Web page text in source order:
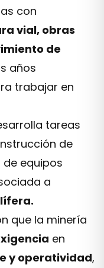
con
vial, obras
de
años
trabajar en
tareas
de
equipos
a
que la minería
en
y operatividad,